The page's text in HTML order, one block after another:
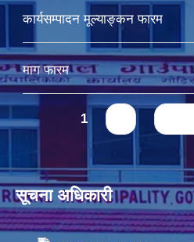
कार्यसम्पादन मूल्याङ्कन फारम
माग फारम
Pages1
सूचना अधिकारी